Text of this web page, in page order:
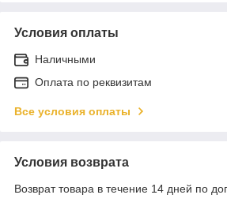
Условия оплаты
Наличными
Оплата по реквизитам
Все условия оплаты
Условия возврата
Возврат товара в течение 14 дней по